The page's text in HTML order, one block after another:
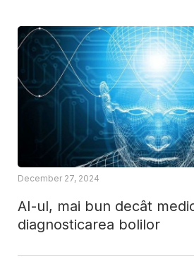
AI-ul, mai bun decât
diagnosticarea bolilor
December 27, 2024